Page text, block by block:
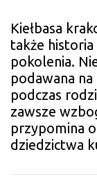
Kiełbasa
także historia
pokolenia.
podawana
podczas
zawsze
przypomina
dziedzictwa